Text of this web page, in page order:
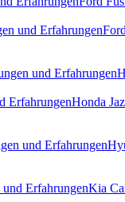
und Erfahrungen
und Erfahrungen
ErfahrungenHonda
und Erfahrungen
ErfahrungenKia